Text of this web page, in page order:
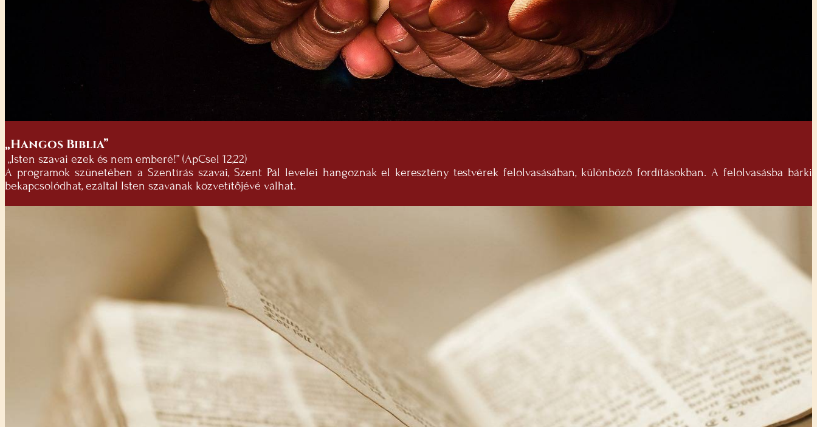
„Hangos Biblia”
„Isten szavai ezek és nem emberé!” (ApCsel 12,22)
A programok szünetében a Szentírás szavai, Szent Pál levelei hangoznak el keresztény testvérek felolvasásában, különböző fordításokban. A felolvasásba bárki
bekapcsolódhat, ezáltal Isten szavának közvetítőjévé válhat.